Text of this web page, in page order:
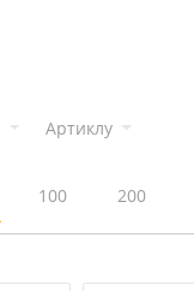
Артиклу
100 200